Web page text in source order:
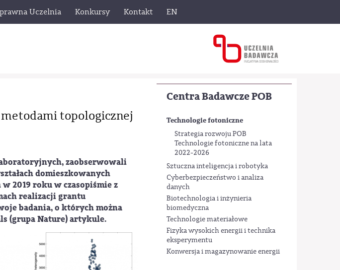
Uczelnia Konkursy Kontakt EN
Centra Badawcze POB
Technologie fotoniczne
Strategia rozwoju POB
Technologie fotoniczne na lata
2022-2026
Sztuczna inteligencja i robotyka
Cyberbezpieczeństwo i analiza
danych
Biotechnologia i inżynieria
biomedyczna
Technologie materiałowe
Fizyka wysokich energii i technika
eksperymentu
Konwersja i magazynowanie energii
topologicznej
zaobserwowali
domieszkowanych
2019 roku w czasopiśmie z
realizacji grantu
badania, o których można
(grupa Nature) artykule.